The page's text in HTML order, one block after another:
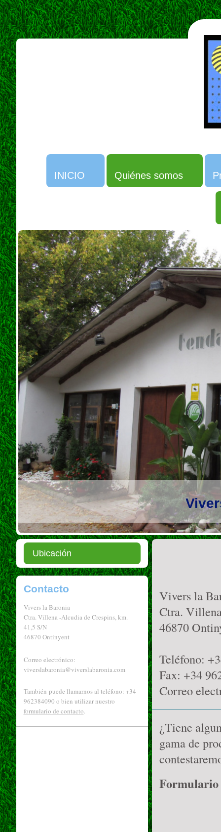
INICIO Quiénes somos
Vivers la
Ctra.
46870
Teléfono:
Fax: +34
Correo
¿Tiene
gama de
Ubicación
Contacto
Vivers la Baronia
Ctra. Villena -Alcudia de Crespins, km.
41,5 S/N
46870 Ontinyent
Correo electrónico:
viverslabaronia@viverslabaronia.com
También puede llamarnos al teléfono: +34
962384090 o bien utilizar nuestro
formulario de contacto.